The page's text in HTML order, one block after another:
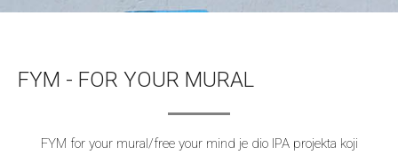
FYM - FOR YOUR MURAL
FYM for your mural/free your mind je dio IPA projekta koji